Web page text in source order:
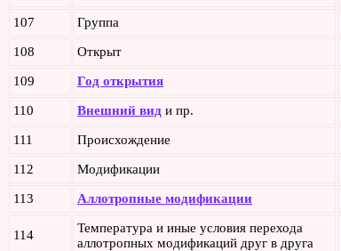
107 Группа
108 Открыт
109 Год открытия
110 Внешний вид и пр.
111 Происхождение
112 Модификации
113 Аллотропные модификации
114
Температура и иные условия перехода
аллотропных модификаций друг в друга